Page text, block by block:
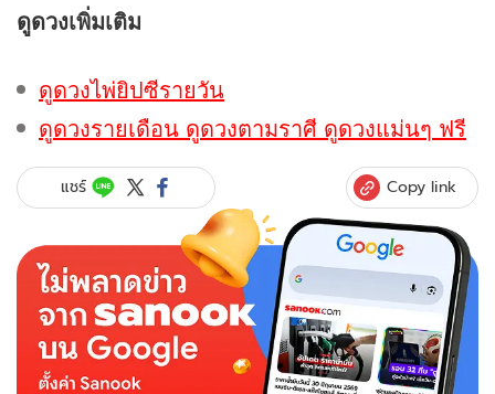
ดูดวงเพิ่มเติม
ดูดวงไพ่ยิปซีรายวัน
ดูดวงรายเดือน ดูดวงตามราศี ดูดวงแม่นๆ ฟรี
แชร์ Copy link